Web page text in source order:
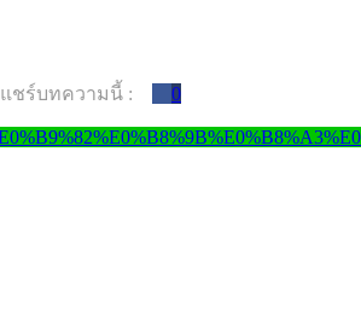
แชร์บทความนี้ : 0